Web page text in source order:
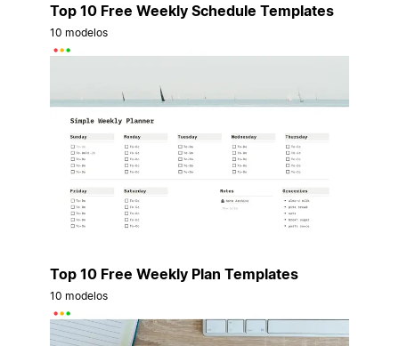
Top 10 Free Weekly Schedule Templates
10 modelos
Top 10 Free Weekly Plan Templates
10 modelos